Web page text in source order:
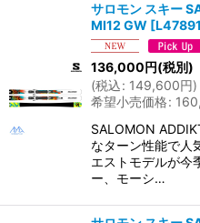
サロモン スキー
MI12 GW [
136,000円(税別)
(税込: 149,600円)
希望小売価格:
SALOMON
なターン性能で人
エストモデルが今
ー、モーシ…